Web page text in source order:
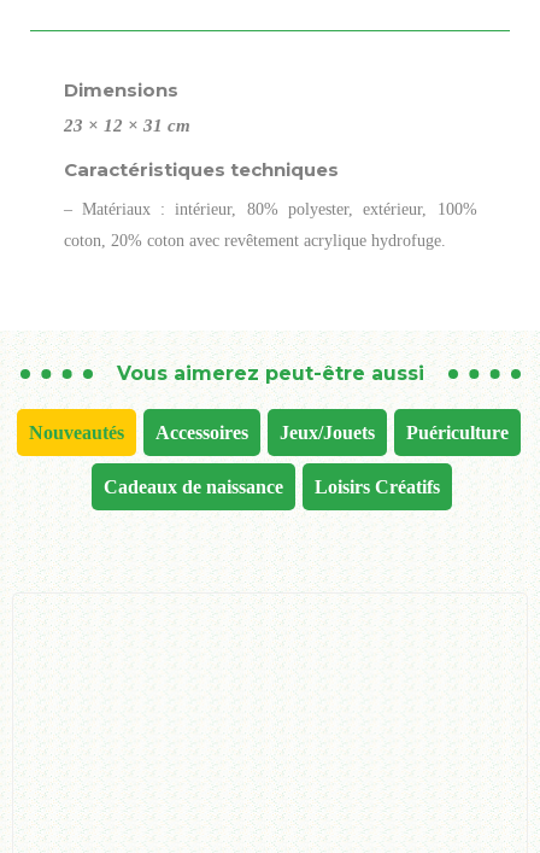
Dimensions
23 × 12 × 31 cm
Caractéristiques techniques
– Matériaux : intérieur, 80% polyester, extérieur, 100%
coton, 20% coton avec revêtement acrylique hydrofuge.
Vous aimerez peut-être aussi
Nouveautés Accessoires Jeux/Jouets Puériculture
Cadeaux de naissance Loisirs Créatifs